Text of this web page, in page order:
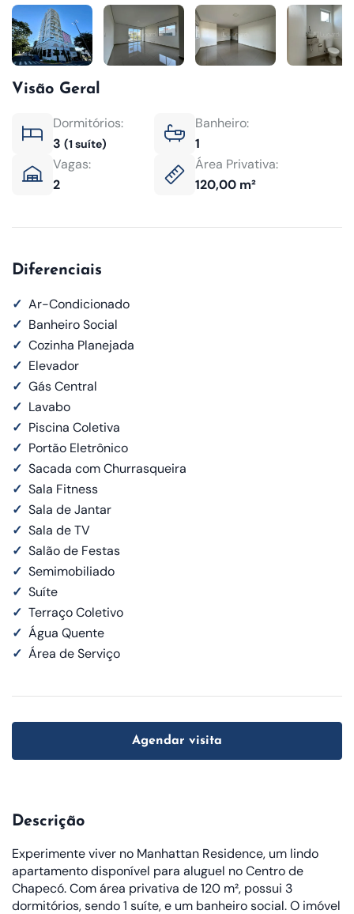
Visão Geral
Dormitórios:
3 (1 suíte)
Banheiro:
1
Vagas:
2
Área Privativa:
120,00 m²
Diferenciais
✓ Ar-Condicionado
✓ Banheiro Social
✓ Cozinha Planejada
✓ Elevador
✓ Gás Central
✓ Lavabo
✓ Piscina Coletiva
✓ Portão Eletrônico
✓ Sacada com Churrasqueira
✓ Sala Fitness
✓ Sala de Jantar
✓ Sala de TV
✓ Salão de Festas
✓ Semimobiliado
✓ Suíte
✓ Terraço Coletivo
✓ Água Quente
✓ Área de Serviço
Agendar visita
Descrição
Experimente viver no Manhattan Residence, um lindo
apartamento disponível para aluguel no Centro de
Chapecó. Com área privativa de 120 m², possui 3
dormitórios, sendo 1 suíte, e um banheiro social. O imóvel